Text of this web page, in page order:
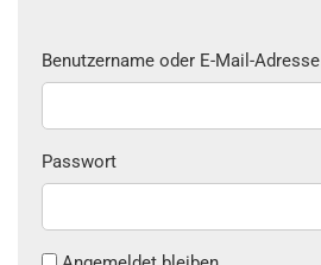
Benutzername oder E-Mail-Adresse
Passwort